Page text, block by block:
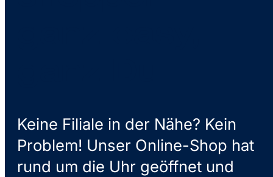
Keine Filiale in der Nähe? Kein
Problem! Unser Online-Shop hat
rund um die Uhr geöffnet und